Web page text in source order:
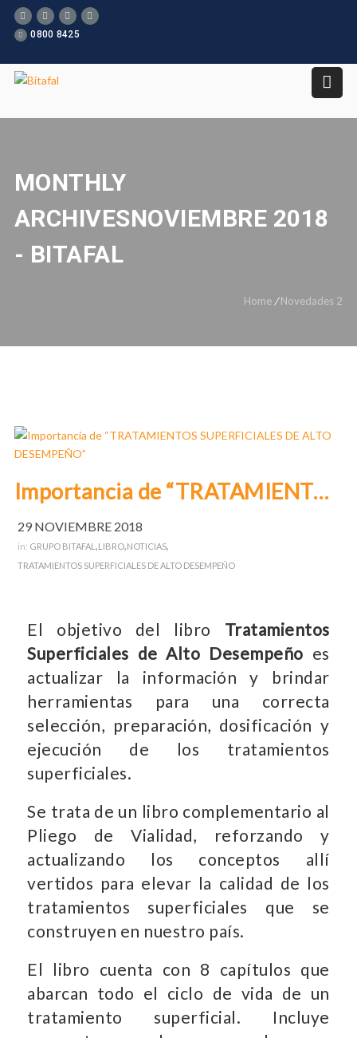
0800 8425
MONTHLY
ARCHIVESNOVIEMBRE 2018
- BITAFAL
Home / Novedades 2
Importancia de “TRATAMIENTOS SUPERFICIALES DE ALTO DESEMPEÑO”
29 NOVIEMBRE 2018
in: GRUPO BITAFAL ,LIBRO,NOTICIAS,
TRATAMIENTOS SUPERFICIALES DE ALTO DESEMPEÑO
El objetivo del libro Tratamientos
Superficiales de Alto Desempeño es
actualizar la información y brindar
herramientas para una correcta
selección, preparación, dosificación y
ejecución de los tratamientos
superficiales.
Se trata de un libro complementario al
Pliego de Vialidad, reforzando y
actualizando los conceptos allí
vertidos para elevar la calidad de los
tratamientos superficiales que se
construyen en nuestro país.
El libro cuenta con 8 capítulos que
abarcan todo el ciclo de vida de un
tratamiento superficial. Incluye